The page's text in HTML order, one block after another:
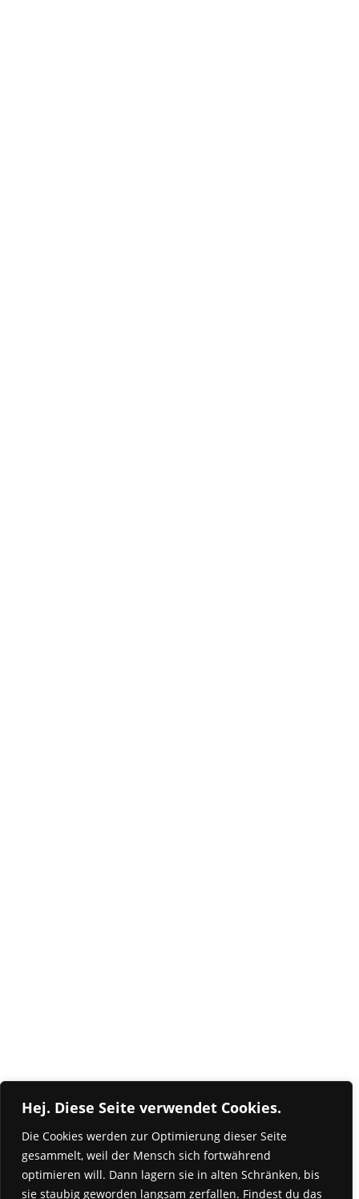
Hej. Diese Seite verwendet Cookies.
Die Cookies werden zur Optimierung dieser Seite
gesammelt, weil der Mensch sich fortwährend
optimieren will. Dann lagern sie in alten Schränken, bis
sie staubig geworden langsam zerfallen. Findest du das